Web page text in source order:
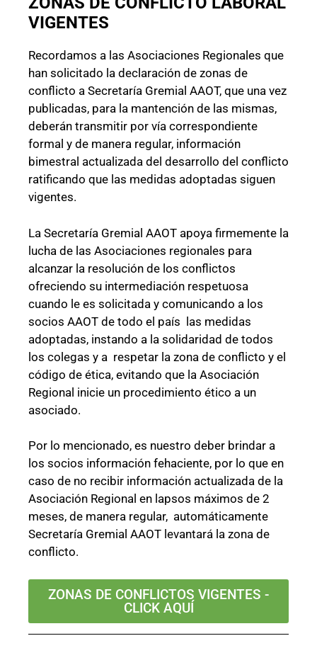
VIGENTES
Recordamos a las Asociaciones Regionales que
han solicitado la declaración de zonas de
conflicto a Secretaría Gremial AAOT, que una vez
publicadas, para la mantención de las mismas,
deberán transmitir por vía correspondiente
formal y de manera regular, información
bimestral actualizada del desarrollo del conflicto
ratificando que las medidas adoptadas siguen
vigentes.
La Secretaría Gremial AAOT apoya firmemente la
lucha de las Asociaciones regionales para
alcanzar la resolución de los conflictos
ofreciendo su intermediación respetuosa
cuando le es solicitada y comunicando a los
socios AAOT de todo el país las medidas
adoptadas, instando a la solidaridad de todos
los colegas y a respetar la zona de conflicto y el
código de ética, evitando que la Asociación
Regional inicie un procedimiento ético a un
asociado.
Por lo mencionado, es nuestro deber brindar a
los socios información fehaciente, por lo que en
caso de no recibir información actualizada de la
Asociación Regional en lapsos máximos de 2
meses, de manera regular, automáticamente
Secretaría Gremial AAOT levantará la zona de
conflicto.
ZONAS DE CONFLICTOS VIGENTES -
CLICK AQUÍ